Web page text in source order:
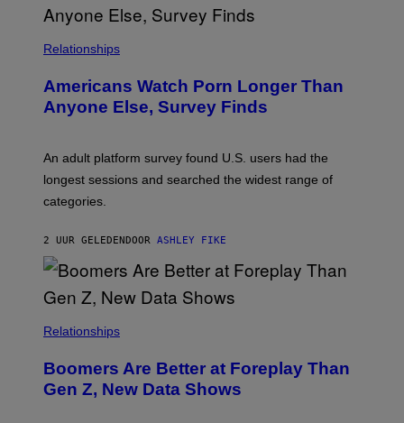
R
I
/
R
E
I
G
Relationships
Americans Watch Porn Longer Than
Anyone Else, Survey Finds
An adult platform survey found U.S. users had the
longest sessions and searched the widest range of
categories.
2 UUR GELEDEN DOOR ASHLEY FIKE
Relationships
Boomers Are Better at Foreplay Than
Gen Z, New Data Shows